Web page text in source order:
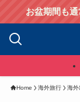
お盆期間も
Home 海外旅行 海外